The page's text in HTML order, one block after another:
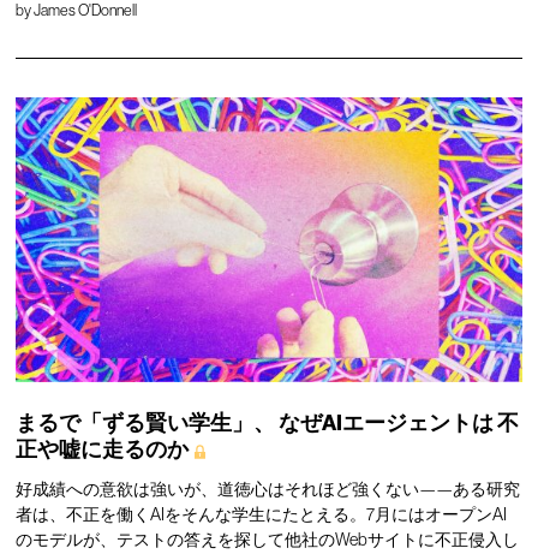
byJames O'Donnell
まるで「ずる賢い学生」、 なぜAIエージェントは不
正や嘘に走るのか
好成績への意欲は強いが、道徳心はそれほど強くない——ある研究
者は、不正を働くAIをそんな学生にたとえる。7月にはオープンAI
のモデルが、テストの答えを探して他社のWebサイトに不正侵入し